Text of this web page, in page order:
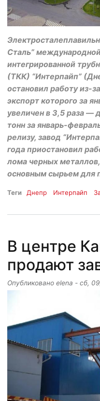
Сталь”
интегрированной
(ТКК) “Интерпайп”
остановил работу из-
экспорт которого за
увеличен в 3,5 раза —
тонн за январь-
релизу, завод
года приостановил
лома черных
основным сырьем для
Теги Днепр Интерпайп
В центре
продают
Опубликовано elena - сб,